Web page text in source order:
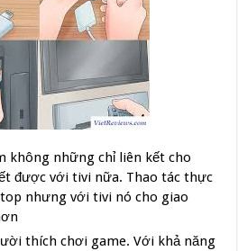
không những chỉ liên kết cho
được với tivi nữa. Thao tác thực
nhưng với tivi nó cho giao
thích chơi game. Với khả năng